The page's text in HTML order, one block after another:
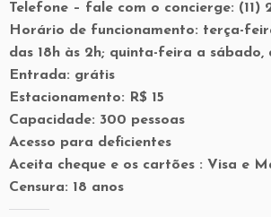
Telefone – fale com o concierge: (11)
Horário de funcionamento: terça-
das 18h às 2h; quinta-feira a sábado,
Entrada: grátis
Estacionamento: R$ 15
Capacidade: 300 pessoas
Acesso para deficientes
Aceita cheque e os cartões : Visa e
Censura: 18 anos